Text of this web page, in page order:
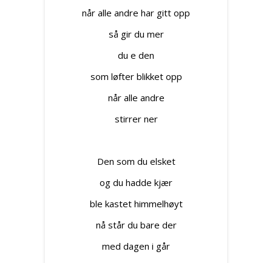
når alle andre har gitt opp
så gir du mer
du e den
som løfter blikket opp
når alle andre
stirrer ner
Den som du elsket
og du hadde kjær
ble kastet himmelhøyt
nå står du bare der
med dagen i går